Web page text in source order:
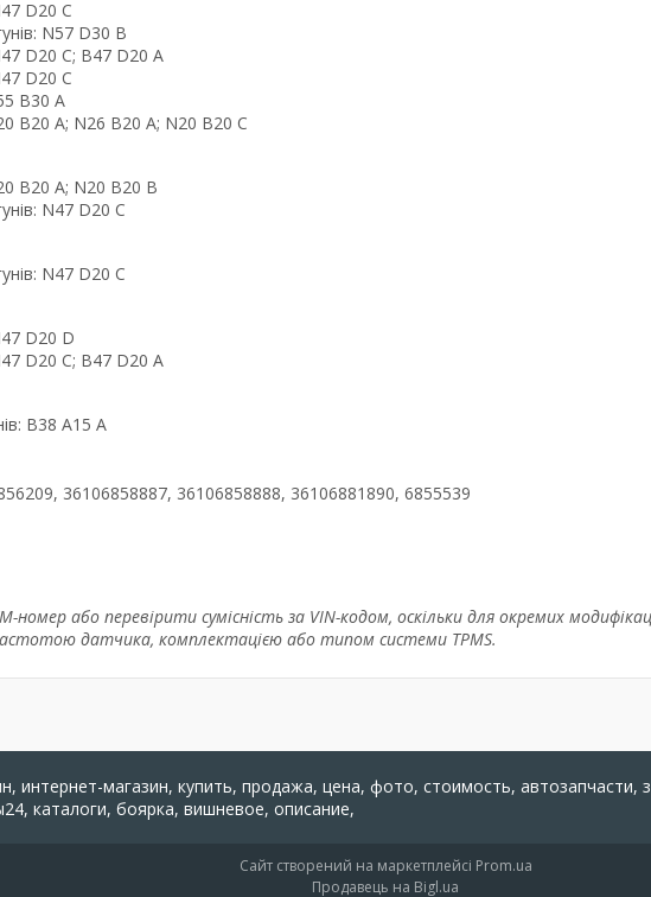
D20 C
N57 D30 B
D20 C; B47 D20 A
D20 C
B30 A
B20 A; N26 B20 A; N20 B20 C
B20 A; N20 B20 B
N47 D20 C
N47 D20 C
D20 D
D20 C; B47 D20 A
B38 A15 A
36106858887, 36106858888, 36106881890, 6855539
або перевірити сумісність за VIN-кодом, оскільки для окремих
датчика, комплектацією або типом системи TPMS.
интернет-магазин, купить, продажа, цена, фото, стоимость,
каталоги, боярка, вишневое, описание,
Сайт створений на маркетплейсі Prom.ua
Продавець на Bigl.ua